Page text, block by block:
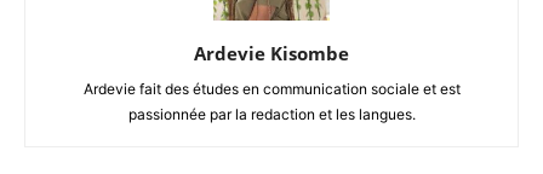
Ardevie Kisombe
Ardevie fait des études en communication sociale et est
passionnée par la redaction et les langues.